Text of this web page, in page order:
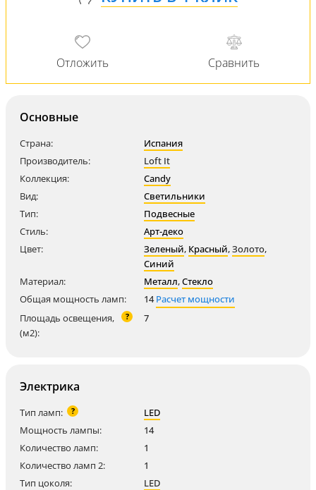
Основные
Страна:
Испания
Производитель:
Loft It
Коллекция:
Candy
Вид:
Светильники
Тип:
Подвесные
Стиль:
Арт-деко
Цвет:
Зеленый, Красный,Золото,
Синий
Материал:
Металл,Стекло
Общая мощность ламп:
14Расчет мощности
Площадь освещения,
(м2):
? 7
Электрика
Тип ламп: ?
LED
Мощность лампы:
14
Количество ламп:
1
Количество ламп 2:
1
Тип цоколя:
LED